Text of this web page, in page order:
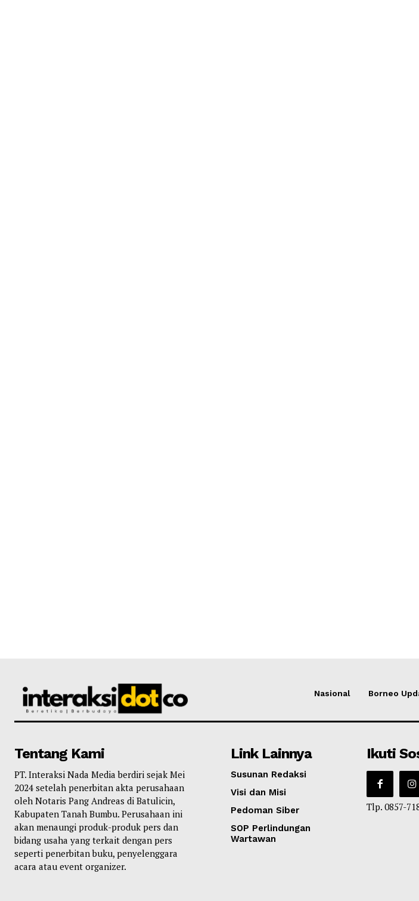
Nasional Borneo
Tentang Kami
PT. Interaksi Nada Media berdiri sejak Mei
2024 setelah penerbitan akta perusahaan
oleh Notaris Pang Andreas di Batulicin,
Kabupaten Tanah Bumbu. Perusahaan ini
akan menaungi produk-produk pers dan
bidang usaha yang terkait dengan pers
seperti penerbitan buku, penyelenggara
acara atau event organizer.
Link Lainnya
Susunan Redaksi
Visi dan Misi
Pedoman Siber
SOP Perlindungan
Wartawan
Ikuti
Tlp. 0857-